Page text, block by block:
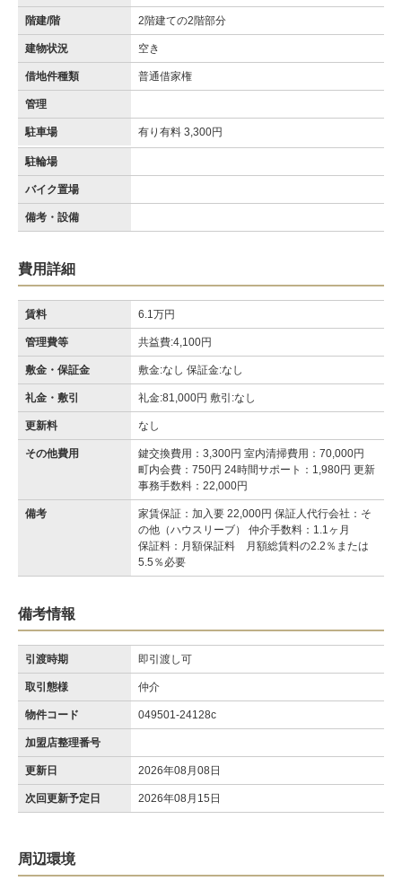
階建/階 2階建ての2階部分
建物状況 空き
借地件種類 普通借家権
管理
駐車場 有り有料 3,300円
駐輪場
バイク置場
備考・設備
費用詳細
賃料 6.1万円
管理費等 共益費:4,100円
敷金・保証金 敷金:なし 保証金:なし
礼金・敷引 礼金:81,000円 敷引:なし
更新料 なし
その他費用
鍵交換費用：3,300円 室内清掃費用：70,000円
町内会費：750円 24時間サポート：1,980円 更新
事務手数料：22,000円
備考
家賃保証：加入要 22,000円 保証人代行会社：そ
の他（ハウスリーブ） 仲介手数料：1.1ヶ月
保証料：月額保証料 月額総賃料の2.2％または
5.5％必要
備考情報
引渡時期 即引渡し可
取引態様 仲介
物件コード 049501-24128c
加盟店整理番号
更新日 2026年08月08日
次回更新予定日 2026年08月15日
周辺環境